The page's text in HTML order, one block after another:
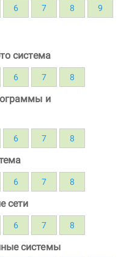
6 7 8 9
система
6 7 8
и
6 7 8
6 7 8
сети
6 7 8
системы